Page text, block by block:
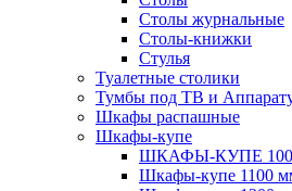
Столы журнальные
Столы-книжки
Стулья
Туалетные столики
Тумбы под ТВ и
Шкафы распашные
Шкафы-купе
ШКАФЫ-КУПЕ
Шкафы-купе 1100